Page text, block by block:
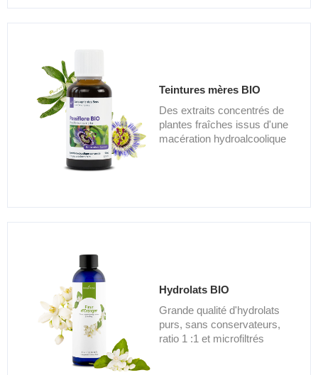
Teintures mères BIO
Des extraits concentrés de
plantes fraîches issus d'une
macération hydroalcoolique
Hydrolats BIO
Grande qualité d'hydrolats
purs, sans conservateurs,
ratio 1 :1 et microfiltrés